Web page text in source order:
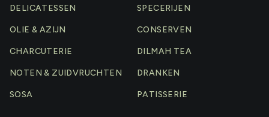
DELICATESSEN SPECERIJEN
OLIE & AZIJN CONSERVEN
CHARCUTERIE DILMAH TEA
NOTEN & ZUIDVRUCHTEN DRANKEN
SOSA PATISSERIE